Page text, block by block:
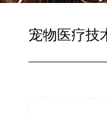
宠物医疗技